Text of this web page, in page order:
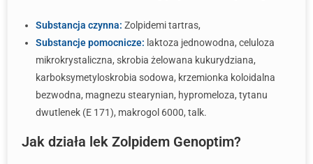
Substancja czynna: Zolpidemi tartras,
Substancje pomocnicze: laktoza jednowodna, celuloza
mikrokrystaliczna, skrobia żelowana kukurydziana,
karboksymetyloskrobia sodowa, krzemionka koloidalna
bezwodna, magnezu stearynian, hypromeloza, tytanu
dwutlenek (E 171), makrogol 6000, talk.
Jak działa lek Zolpidem Genoptim?